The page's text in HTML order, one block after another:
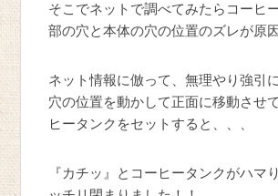
そこでネットで調べてみたらコーヒ
部の穴と本体の穴の位置のズレが原
ネット情報に倣って、無理やり強引
穴の位置を動かして正面に移動させ
ヒータンクをセットすると、、、
『カチッ』とコーヒータンクがハマ